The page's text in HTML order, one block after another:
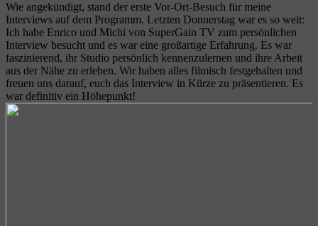
Wie angekündigt, stand der erste Vor-Ort-Besuch für meine
Interviews auf dem Programm. Letzten Donnerstag war es so weit:
Ich habe Enrico und Michi von SuperGain TV zum persönlichen
Interview besucht und es war eine großartige Erfahrung. Es war
faszinierend, ihr Studio persönlich kennenzulernen und ihre Arbeit
aus der Nähe zu erleben. Wir haben alles filmisch festgehalten und
freuen uns darauf, euch das Interview in Kürze zu präsentieren. Es
war definitiv ein Höhepunkt!